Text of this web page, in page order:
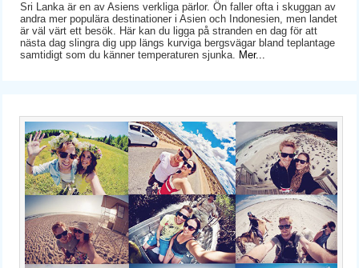
Sri Lanka är en av Asiens verkliga pärlor. Ön faller ofta i skuggan av
andra mer populära destinationer i Asien och Indonesien, men landet
är väl värt ett besök. Här kan du ligga på stranden en dag för att
nästa dag slingra dig upp längs kurviga bergsvägar bland teplantage
samtidigt som du känner temperaturen sjunka. Mer...